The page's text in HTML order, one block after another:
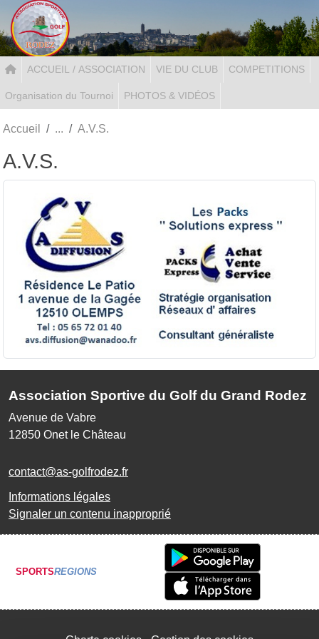
ACCUEIL / ASSOCIATION VIE DU CLUB COMPETITIONS
Organisation du Tournoi PHOTOS & VIDÉOS
Accueil A.V.S.
A.V.S.
Association Sportive du Golf du Grand Rodez
Avenue de Vabre
12850 Onet le Château
contact@as-golfrodez.fr
Informations légales
Signaler un contenu inapproprié
SPORTSREGIONS
Panneau de gestion des cookies